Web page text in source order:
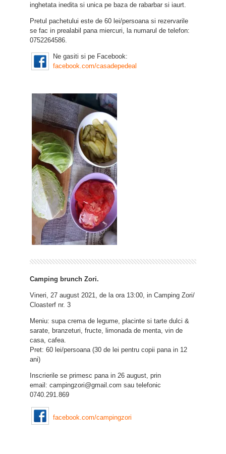
inghetata inedita si unica pe baza de rabarbar si iaurt.
Pretul pachetului este de 60 lei/persoana si rezervarile
se fac in prealabil pana miercuri, la numarul de telefon:
0752264586.
Ne gasiti si pe Facebook:
facebook.com/casadepedeal
Camping brunch Zori.
Vineri, 27 august 2021, de la ora 13:00, in Camping Zori/
Cloasterf nr. 3
Meniu: supa crema de legume, placinte si tarte dulci &
sarate, branzeturi, fructe, limonada de menta, vin de
casa, cafea.
Pret: 60 lei/persoana (30 de lei pentru copii pana in 12
ani)
Inscrierile se primesc pana in 26 august, prin
email: campingzori@gmail.com sau telefonic
0740.291.869
facebook.com/campingzori